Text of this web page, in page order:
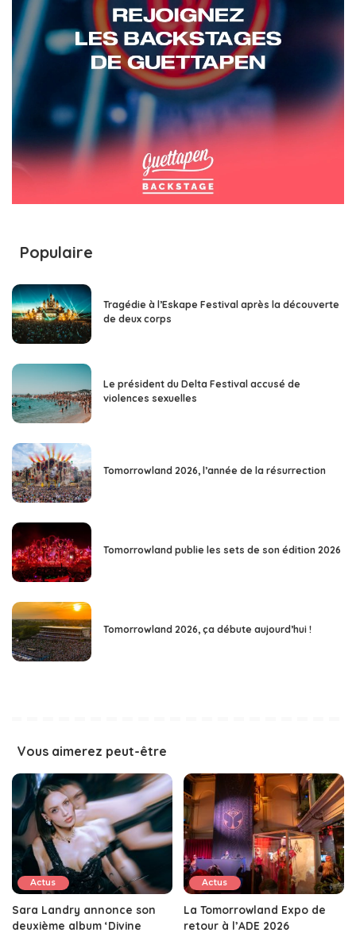
Populaire
Tragédie à l’Eskape Festival après la découverte
de deux corps
Le président du Delta Festival accusé de
violences sexuelles
Tomorrowland 2026, l’année de la résurrection
Tomorrowland publie les sets de son édition 2026
Tomorrowland 2026, ça débute aujourd’hui !
Vous aimerez peut-être
Actus
Sara Landry annonce son
deuxième album ‘Divine
Actus
La Tomorrowland Expo de
retour à l’ADE 2026